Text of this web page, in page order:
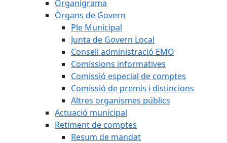
Organigrama
Òrgans de Govern
Ple Municipal
Junta de Govern Local
Consell administració EMO
Comissions informatives
Comissió especial de comptes
Comissió de premis i distincions
Altres organismes públics
Actuació municipal
Retiment de comptes
Resum de mandat